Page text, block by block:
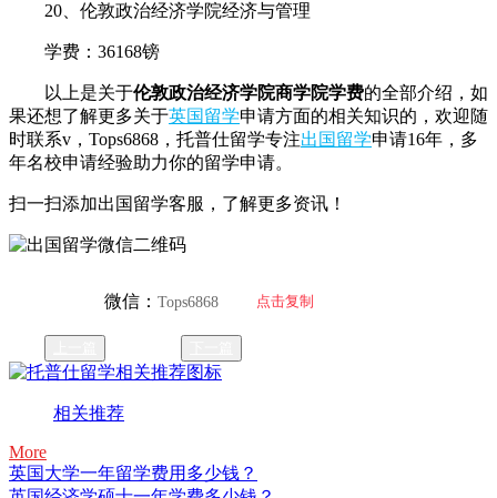
20、伦敦政治经济学院经济与管理
学费：36168镑
以上是关于伦敦政治经济学院商学院学费的全部介绍，如
果还想了解更多关于英国留学申请方面的相关知识的，欢迎随
时联系v，Tops6868，托普仕留学专注出国留学申请16年，多
年名校申请经验助力你的留学申请。
扫一扫添加出国留学客服，了解更多资讯！
微信：Tops6868 点击复制
相关推荐
More
英国大学一年留学费用多少钱？